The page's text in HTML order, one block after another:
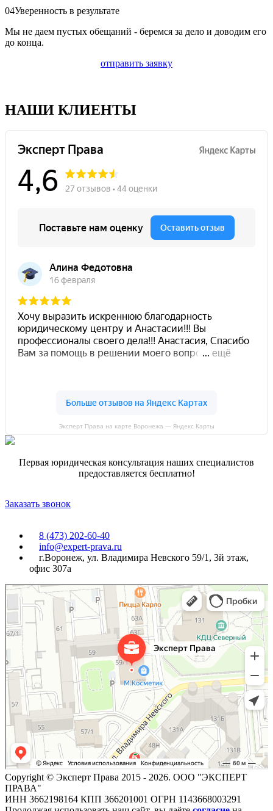
04Уверенность в результате
Мы не даем пустых обещаний - беремся за дело и доводим его
до конца.
отправить заявку
НАШИ КЛИЕНТЫ
Эксперт Права на карте Воронежа — Яндекс Карты
Первая юридическая консультация наших специалистов
предоставляется бесплатно!
Заказать звонок
8 (473) 202-60-40
info@expert-prava.ru
г.Воронеж, ул. Владимира Невского 59/1, 3й этаж,
офис 307а
Copyright © Эксперт Права 2015 - 2026. ООО "ЭКСПЕРТ
ПРАВА"
ИНН 3662198164 КПП 366201001 ОГРН 1143668003291